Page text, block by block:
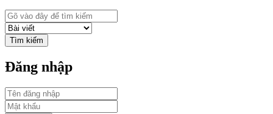
Tìm kiếm
Đăng nhập